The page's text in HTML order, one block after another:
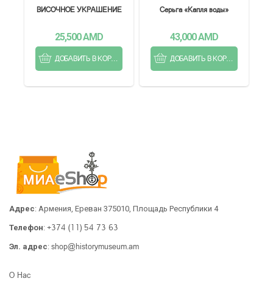
ВИСОЧНОЕ УКРАШЕНИЕ
25,500AMD
ДОБАВИТЬ В КОРЗИНУ
Серьга «Капля воды»
43,000AMD
ДОБАВИТЬ В КОРЗИНУ
Адрес: Армения, Ереван 375010, Площадь Республики 4
Телефон: +374 (11) 54 73 63
Эл. адрес: shop@historymuseum.am
О Нас